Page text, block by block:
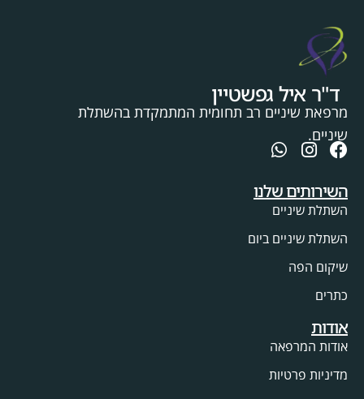
ד"ר איל גפשטיין
מרפאת שיניים רב תחומית המתמקדת בהשתלת
שיניים.
השירותים שלנו
השתלת שיניים
השתלת שיניים ביום
שיקום הפה
כתרים
אודות
אודות המרפאה
מדיניות פרטיות